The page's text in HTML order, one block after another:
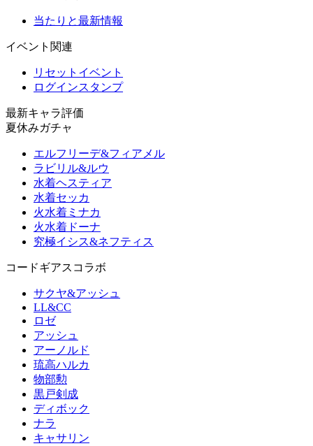
当たりと最新情報
イベント関連
リセットイベント
ログインスタンプ
最新キャラ評価
夏休みガチャ
エルフリーデ&フィアメル
ラビリル&ルウ
水着ヘスティア
水着セッカ
火水着ミナカ
火水着ドーナ
究極イシス&ネフティス
コードギアスコラボ
サクヤ&アッシュ
LL&CC
ロゼ
アッシュ
アーノルド
琉高ハルカ
物部勲
黒戸剣成
ディボック
ナラ
キャサリン